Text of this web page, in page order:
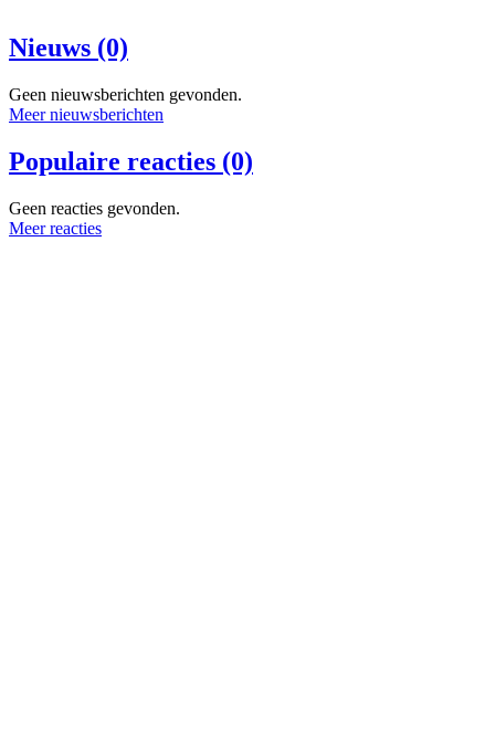
Nieuws (0)
Geen nieuwsberichten gevonden.
Meer nieuwsberichten
Populaire reacties (0)
Geen reacties gevonden.
Meer reacties